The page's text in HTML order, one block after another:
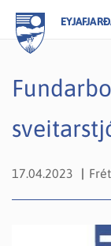
17.04.2023